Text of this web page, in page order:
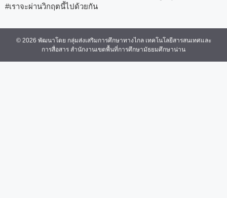
#เราจะผ่านวิกฤตนี้ไปด้วยกัน
© 2026 พัฒนาโดย กลุ่มส่งเสริมการศึกษาทางไกล เทคโนโลยีสารสนเทศและ
การสื่อสาร สำนักงานเขตพื้นที่การศึกษามัธยมศึกษาน่าน